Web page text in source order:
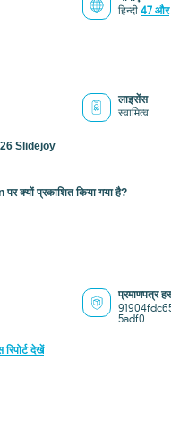
हिन्दी 47 और
लाइसेंस
स्वामित्व
Slidejoy
क्यों प्रकाशित किया गया है?
प्रमाणपत्र
5adf0
रिपोर्ट देखें